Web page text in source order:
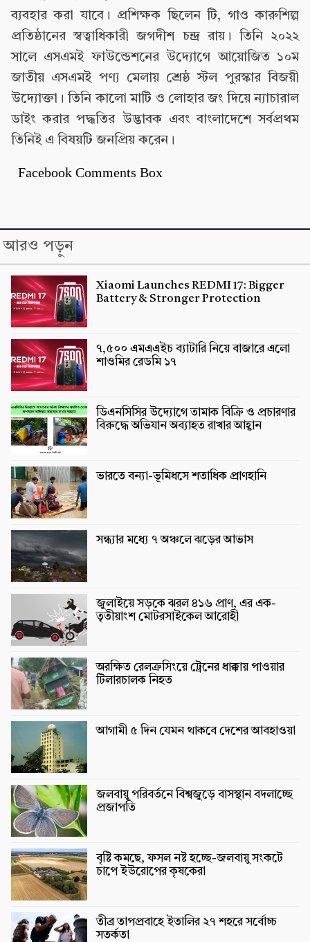
ব্যবহার করা যাবে। প্রশিক্ষক ছিলেন টি, গাও কারুশিল্প
প্রতিষ্ঠানের স্বত্বাধিকারী জগদীশ চন্দ্র রায়। তিনি ২০২২
সালে এসএমই ফাউন্ডেশনের উদ্যোগে আয়োজিত ১০ম
জাতীয় এসএমই পণ্য মেলায় শ্রেষ্ঠ স্টল পুরস্কার বিজয়ী
উদ্যোক্তা। তিনি কালো মাটি ও লোহার জং দিয়ে ন্যাচারাল
ডাইং করার পদ্ধতির উদ্ভাবক এবং বাংলাদেশে সর্বপ্রথম
তিনিই এ বিষয়টি জনপ্রিয় করেন।
Facebook Comments Box
আরও পড়ুন
Xiaomi Launches REDMI 17: Bigger
Battery & Stronger Protection
৭,৫০০ এমএএইচ ব্যাটারি নিয়ে বাজারে এলো
শাওমির রেডমি ১৭
ডিএনসিসির উদ্যোগে তামাক বিক্রি ও প্রচারণার
বিরুদ্ধে অভিযান অব্যাহত রাখার আহ্বান
ভারতে বন্যা-ভূমিধসে শতাধিক প্রাণহানি
সন্ধ্যার মধ্যে ৭ অঞ্চলে ঝড়ের আভাস
জুলাইয়ে সড়কে ঝরল ৪১৬ প্রাণ, এর এক-
তৃতীয়াংশ মোটরসাইকেল আরোহী
অরক্ষিত রেলক্রসিংয়ে ট্রেনের ধাক্কায় পাওয়ার
টিলারচালক নিহত
আগামী ৫ দিন যেমন থাকবে দেশের আবহাওয়া
জলবায়ু পরিবর্তনে বিশ্বজুড়ে বাসস্থান বদলাচ্ছে
প্রজাপতি
বৃষ্টি কমছে, ফসল নষ্ট হচ্ছে-জলবায়ু সংকটে
চাপে ইউরোপের কৃষকেরা
তীব্র তাপপ্রবাহে ইতালির ২৭ শহরে সর্বোচ্চ
সতর্কতা